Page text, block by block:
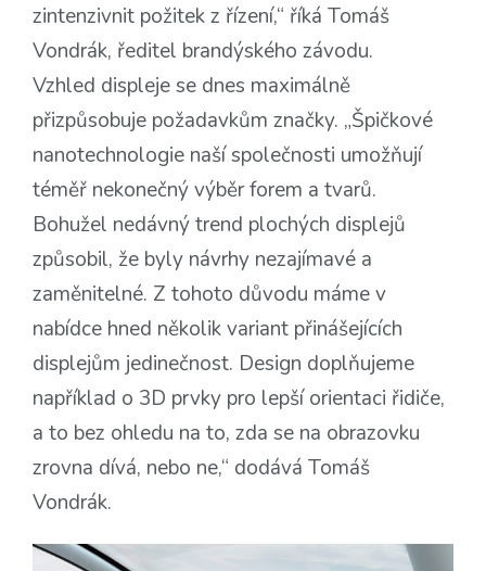
zintenzivnit požitek z řízení,“ říká Tomáš
Vondrák, ředitel brandýského závodu.
Vzhled displeje se dnes maximálně
přizpůsobuje požadavkům značky. „Špičkové
nanotechnologie naší společnosti umožňují
téměř nekonečný výběr forem a tvarů.
Bohužel nedávný trend plochých displejů
způsobil, že byly návrhy nezajímavé a
zaměnitelné. Z tohoto důvodu máme v
nabídce hned několik variant přinášejících
displejům jedinečnost. Design doplňujeme
například o 3D prvky pro lepší orientaci řidiče,
a to bez ohledu na to, zda se na obrazovku
zrovna dívá, nebo ne,“ dodává Tomáš
Vondrák.